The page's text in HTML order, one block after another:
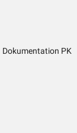
Dokumentation PK